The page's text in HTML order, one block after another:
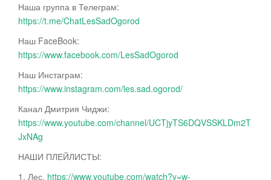
Наша группа в Телеграм:
https://t.me/ChatLesSadOgorod
Наш FaceBook:
https://www.facebook.com/LesSadOgorod
Наш Инстаграм:
https://www.instagram.com/les.sad.ogorod/
Канал Дмитрия Чиджи:
https://www.youtube.com/channel/UCTjyTS6DQVSSKLDm2T
JxNAg
НАШИ ПЛЕЙЛИСТЫ:
1. Лес. https://www.youtube.com/watch?v=w-